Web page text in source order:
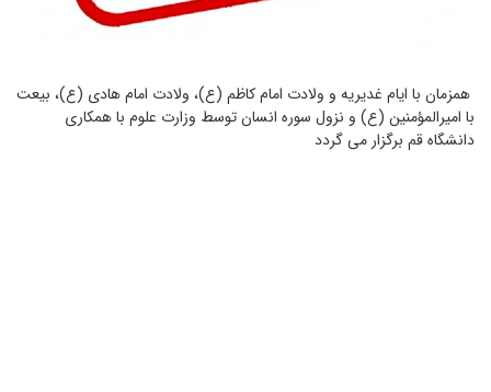
همزمان با ایام غدیریه و ولادت امام کاظم (ع)، ولادت امام هادی (ع)، بیعت
با امیرالمؤمنین (ع) و نزول سوره انسان توسط وزارت علوم با همکاری
دانشگاه قم برگزار می گردد